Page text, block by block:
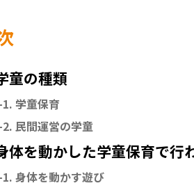
童の種類
学童保育
2. 民間運営の学童
体を動かした学童保育で行
1. 身体を動かす遊び